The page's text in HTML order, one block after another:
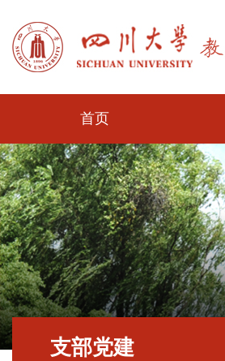
首页
支部党建